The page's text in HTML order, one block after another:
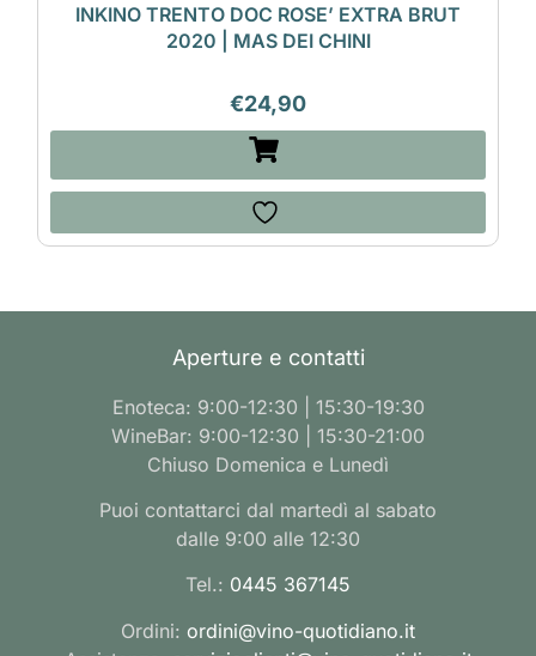
INKINO TRENTO DOC ROSE’ EXTRA BRUT
2020 | MAS DEI CHINI
€24,90
Aperture e contatti
Enoteca: 9:00-12:30 | 15:30-19:30
WineBar: 9:00-12:30 | 15:30-21:00
Chiuso Domenica e Lunedì
Puoi contattarci dal martedì al sabato
dalle 9:00 alle 12:30
Tel.: 0445 367145
Ordini: ordini@vino-quotidiano.it